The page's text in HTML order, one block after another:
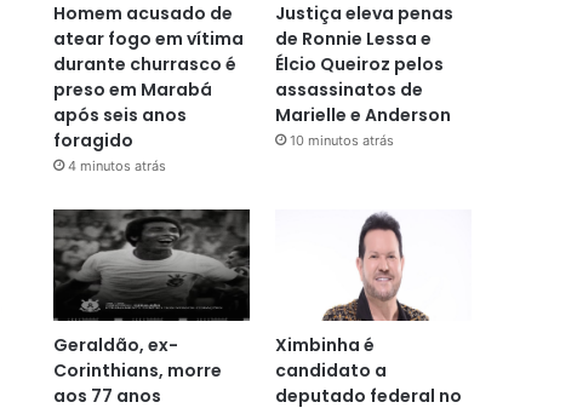
Homem acusado de
atear fogo em vítima
durante churrasco é
preso em Marabá
após seis anos
foragido
4 minutos atrás
Justiça eleva penas
de Ronnie Lessa e
Élcio Queiroz pelos
assassinatos de
Marielle e Anderson
10 minutos atrás
Geraldão, ex-
Corinthians, morre
aos 77 anos
Ximbinha é
candidato a
deputado federal no